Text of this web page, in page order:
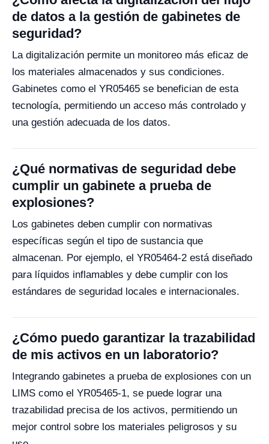
de datos a la gestión de gabinetes de
seguridad?
La digitalización permite un monitoreo más eficaz de
los materiales almacenados y sus condiciones.
Gabinetes como el YR05465 se benefician de esta
tecnología, permitiendo un acceso más controlado y
una gestión adecuada de los datos.
¿Qué normativas de seguridad debe
cumplir un gabinete a prueba de
explosiones?
Los gabinetes deben cumplir con normativas
específicas según el tipo de sustancia que
almacenan. Por ejemplo, el YR05464-2 está diseñado
para líquidos inflamables y debe cumplir con los
estándares de seguridad locales e internacionales.
¿Cómo puedo garantizar la trazabilidad
de mis activos en un laboratorio?
Integrando gabinetes a prueba de explosiones con un
LIMS como el YR05465-1, se puede lograr una
trazabilidad precisa de los activos, permitiendo un
mejor control sobre los materiales peligrosos y su